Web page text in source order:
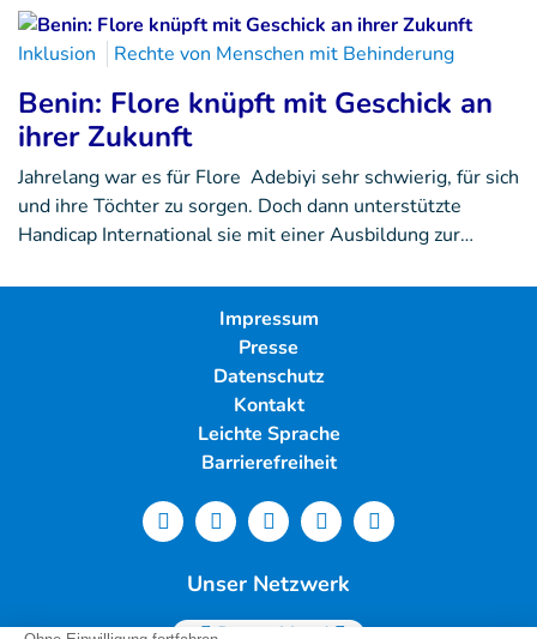
Inklusion Rechte von Menschen mit Behinderung
Benin: Flore knüpft mit Geschick an
ihrer Zukunft
Jahrelang war es für Flore Adebiyi sehr schwierig, für sich
und ihre Töchter zu sorgen. Doch dann unterstützte
Handicap International sie mit einer Ausbildung zur…
Impressum
Presse
Datenschutz
Kontakt
Leichte Sprache
Barrierefreiheit
Unser Netzwerk